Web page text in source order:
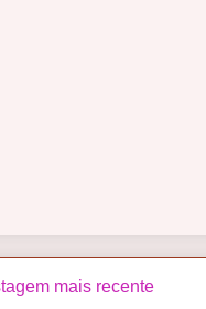
mais recente